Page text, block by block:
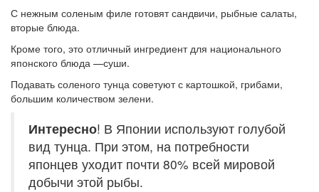
С нежным соленым филе готовят сандвичи, рыбные салаты,
вторые блюда.
Кроме того, это отличный ингредиент для национального
японского блюда —суши.
Подавать соленого тунца советуют с картошкой, грибами,
большим количеством зелени.
Интересно! В Японии используют голубой
вид тунца. При этом, на потребности
японцев уходит почти 80% всей мировой
добычи этой рыбы.